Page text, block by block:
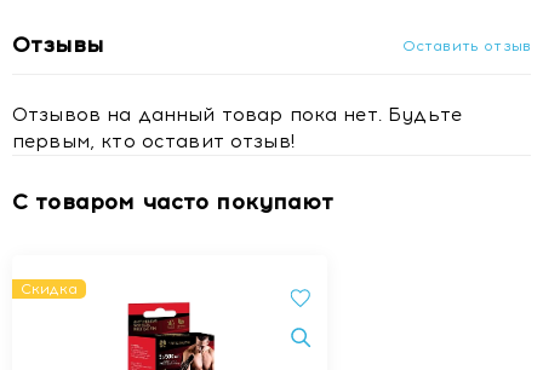
Отзывы Оставить отзыв
Отзывов на данный товар пока нет. Будьте
первым, кто оставит отзыв!
С товаром часто покупают
Скидка